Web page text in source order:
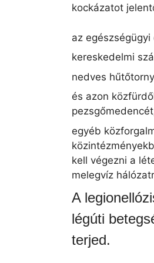
kockázatot
az
kereskedelmi
nedves
és azon
egyéb
kell végezni a
melegvíz
A
légúti
terjed.